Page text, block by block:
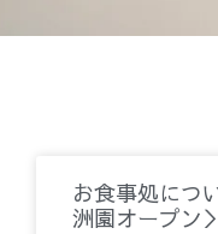
お食事処に
洲園オープン＞